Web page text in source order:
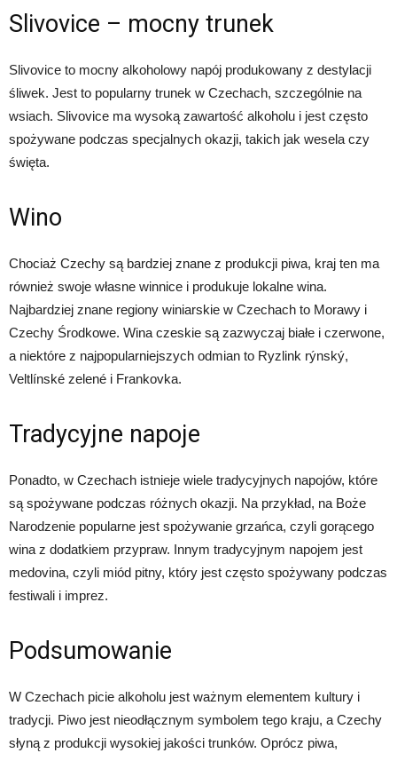
Slivovice – mocny trunek
Slivovice to mocny alkoholowy napój produkowany z destylacji
śliwek. Jest to popularny trunek w Czechach, szczególnie na
wsiach. Slivovice ma wysoką zawartość alkoholu i jest często
spożywane podczas specjalnych okazji, takich jak wesela czy
święta.
Wino
Chociaż Czechy są bardziej znane z produkcji piwa, kraj ten ma
również swoje własne winnice i produkuje lokalne wina.
Najbardziej znane regiony winiarskie w Czechach to Morawy i
Czechy Środkowe. Wina czeskie są zazwyczaj białe i czerwone,
a niektóre z najpopularniejszych odmian to Ryzlink rýnský,
Veltlínské zelené i Frankovka.
Tradycyjne napoje
Ponadto, w Czechach istnieje wiele tradycyjnych napojów, które
są spożywane podczas różnych okazji. Na przykład, na Boże
Narodzenie popularne jest spożywanie grzańca, czyli gorącego
wina z dodatkiem przypraw. Innym tradycyjnym napojem jest
medovina, czyli miód pitny, który jest często spożywany podczas
festiwali i imprez.
Podsumowanie
W Czechach picie alkoholu jest ważnym elementem kultury i
tradycji. Piwo jest nieodłącznym symbolem tego kraju, a Czechy
słyną z produkcji wysokiej jakości trunków. Oprócz piwa,